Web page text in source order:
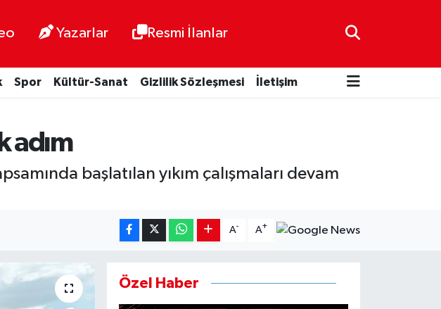
Yazarlar Resmi İlanlar
Spor Kültür-Sanat Gizlilik Sözleşmesi İletişim
adım
başlatılan yıkım çalışmaları devam
A- A+
Özel Haber